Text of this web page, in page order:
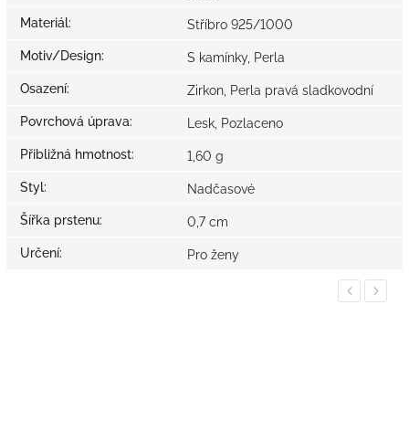
Materiál: Stříbro 925/1000
Motiv/Design: S kamínky, Perla
Osazení: Zirkon, Perla pravá sladkovodní
Povrchová úprava: Lesk, Pozlaceno
Přibližná hmotnost: 1,60 g
Styl: Nadčasové
Šířka prstenu: 0,7 cm
Určení: Pro ženy
Previous
Next